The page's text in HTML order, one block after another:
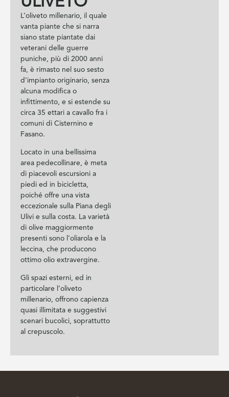
L’oliveto millenario, il quale
vanta piante che si narra
siano state piantate dai
veterani delle guerre
puniche, più di 2000 anni
fa, è rimasto nel suo sesto
d’impianto originario, senza
alcuna modifica o
infittimento, e si estende su
circa 35 ettari a cavallo fra i
comuni di Cisternino e
Fasano.
Locato in una bellissima
area pedecollinare, è meta
di piacevoli escursioni a
piedi ed in bicicletta,
poiché offre una vista
eccezionale sulla Piana degli
Ulivi e sulla costa. La varietà
di olive maggiormente
presenti sono l’oliarola e la
leccina, che producono
ottimo olio extravergine.
Gli spazi esterni, ed in
particolare l’oliveto
millenario, offrono capienza
quasi illimitata e suggestivi
scenari bucolici, soprattutto
al crepuscolo.